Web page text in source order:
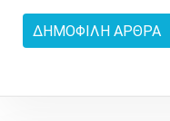
ΔΗΜΟΦΙΛΉ ΆΡΘΡΑ